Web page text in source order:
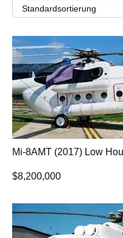
Mi-8AMT (2017) Low
$8,200,000